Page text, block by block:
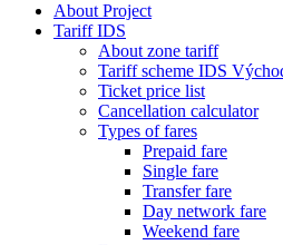
About Project
Tariff IDS
About zone tariff
Tariff scheme IDS
Ticket price list
Cancellation calculator
Types of fares
Prepaid fare
Single fare
Transfer fare
Day network fare
Weekend fare